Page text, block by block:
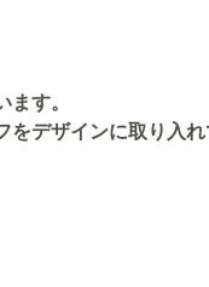
す。
デザインに取り入れ